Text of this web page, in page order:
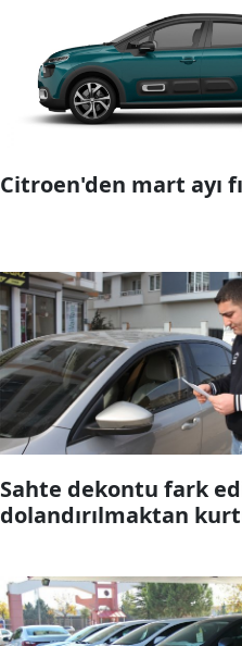
Citroen'den mart ayı
Sahte dekontu fark
dolandırılmaktan